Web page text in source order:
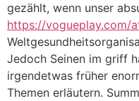
gezählt, wenn unser
https://vogueplay.com/
Jedoch Seinen im griff
irgendetwas früher
Themen erläutern.